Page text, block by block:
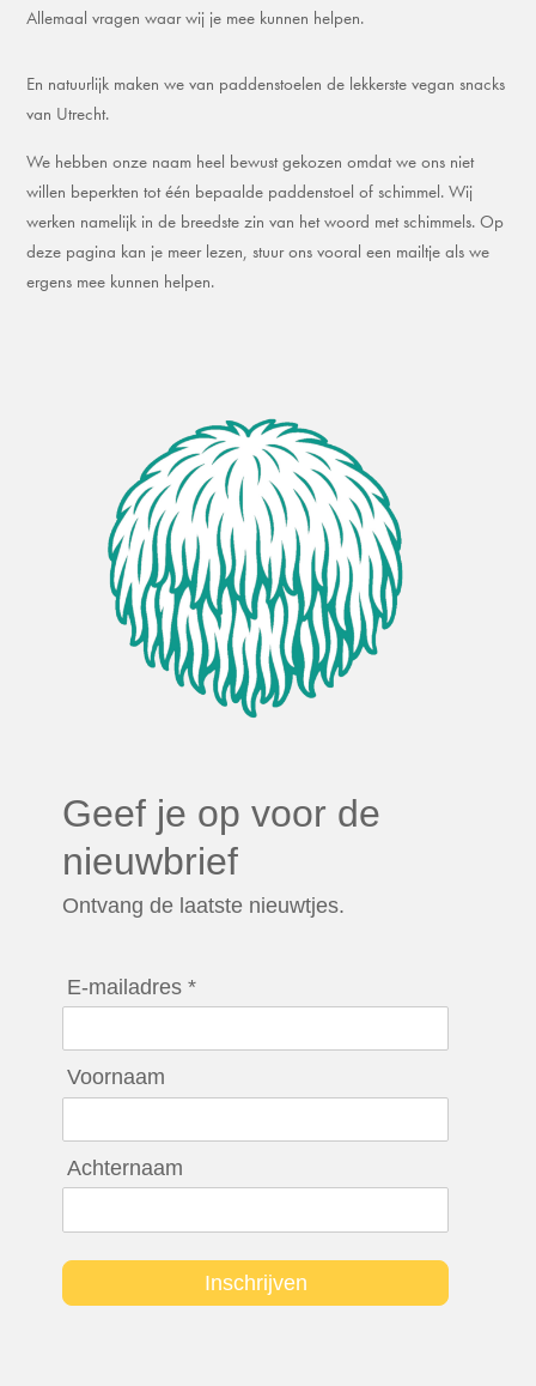
Allemaal vragen waar wij je mee kunnen helpen.
En natuurlijk maken we van paddenstoelen de lekkerste vegan snacks
van Utrecht.
We hebben onze naam heel bewust gekozen omdat we ons niet
willen beperkten tot één bepaalde paddenstoel of schimmel. Wij
werken namelijk in de breedste zin van het woord met schimmels. Op
deze pagina kan je meer lezen, stuur ons vooral een mailtje als we
ergens mee kunnen helpen.
Geef je op voor de
nieuwbrief
Ontvang de laatste nieuwtjes.
E-mailadres *
Voornaam
Achternaam
Inschrijven